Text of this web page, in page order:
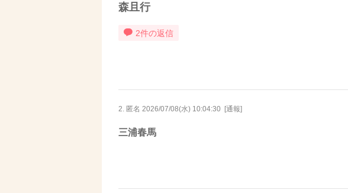
森且行
2件の返信
2. 匿名 2026/07/08(水) 10:04:30 [通報]
三浦春馬